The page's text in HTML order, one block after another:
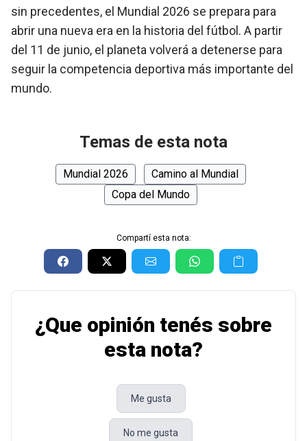
sin precedentes, el Mundial 2026 se prepara para
abrir una nueva era en la historia del fútbol. A partir
del 11 de junio, el planeta volverá a detenerse para
seguir la competencia deportiva más importante del
mundo.
Temas de esta nota
Mundial 2026
Camino al Mundial
Copa del Mundo
Compartí esta nota:
¿Que opinión tenés sobre
esta nota?
Me gusta
No me gusta